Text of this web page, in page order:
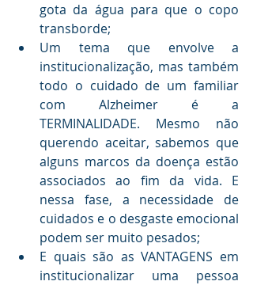
gota da água para que o copo
transborde;
Um tema que envolve a
institucionalização, mas também
todo o cuidado de um familiar
com Alzheimer é a
TERMINALIDADE. Mesmo não
querendo aceitar, sabemos que
alguns marcos da doença estão
associados ao fim da vida. E
nessa fase, a necessidade de
cuidados e o desgaste emocional
podem ser muito pesados;
E quais são as VANTAGENS em
institucionalizar uma pessoa